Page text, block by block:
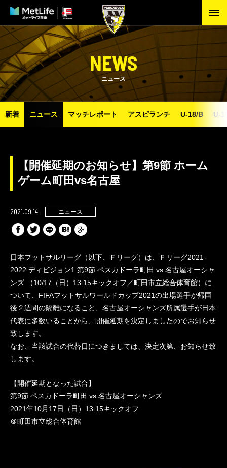
NEWS
ニュース
新着 ニュース マッチレポート アスピランチ U-18/B U-
【開催延期のお知らせ】第9節 ホーム
ゲーム町⽥vs名古屋
2021.09.14 ニュース
⽇本フットサルリーグ（以下、Ｆリーグ）は、Ｆリーグ2021-
2022 ディビジョン1 第9節 ペスカドーラ町⽥ vs 名古屋オーシャ
ンズ （10/17（⽇）13:15キックオフ／町⽥市⽴総合体育館）に
ついて、FIFAフットサルワールドカップ2021の出場選⼿が帰国
後２週間の隔離になること、名古屋オーシャンズ所属選⼿が⽇本
代表に多数いることから、開催延期を決定しましたのでお知らせ
致します。
なお、当該試合の代替⽇につきましては、決定次第、お知らせ致
します。
【開催延期となった試合】
第9節 ペスカドーラ町⽥ vs 名古屋オーシャンズ
2021年10⽉17⽇（⽇）13:15キックオフ
＠町⽥市⽴総合体育館